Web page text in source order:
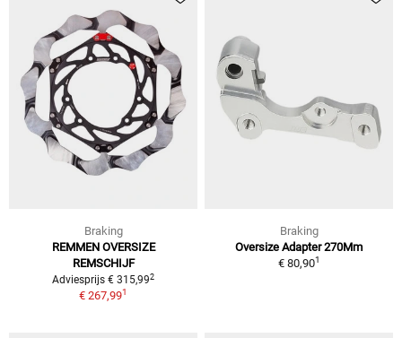
Braking
REMMEN OVERSIZE
REMSCHIJF
Adviesprijs € 315,992
€ 267,991
Braking
Oversize Adapter 270Mm
€ 80,901